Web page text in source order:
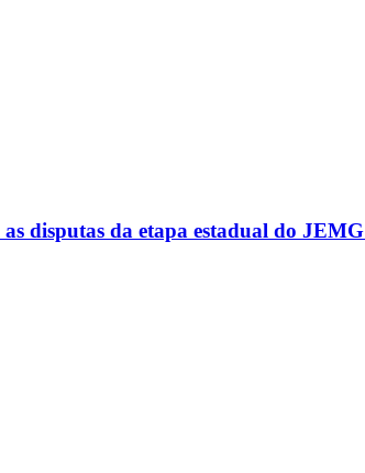
disputas da etapa estadual do